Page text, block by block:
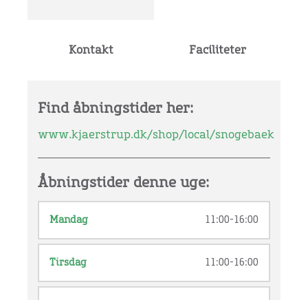
Kontakt Faciliteter
Find åbningstider her:
www.kjaerstrup.dk/shop/local/snogebaek
Åbningstider denne uge:
Mandag 11:00-16:00
Tirsdag 11:00-16:00